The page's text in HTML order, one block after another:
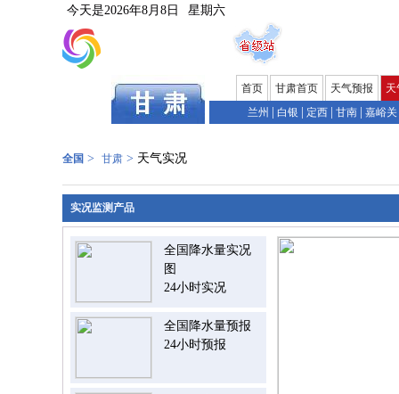
今天是2026年8月8日 星期六
首页 甘肃首页 天气预报
天
兰州
白银 定西 甘南 嘉峪关
全国 > 甘肃 > 天气实况
实况监测产品
全国降水量实况
图
24小时实况
全国降水量预报
24小时预报